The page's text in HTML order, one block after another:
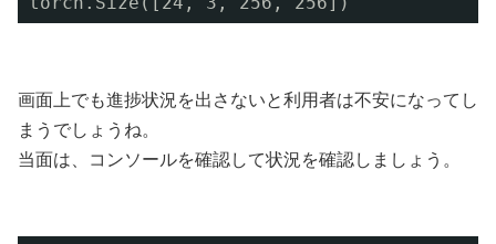
画面上でも進捗状況を出さないと利用者は不安になってし
まうでしょうね。
当面は、コンソールを確認して状況を確認しましょう。